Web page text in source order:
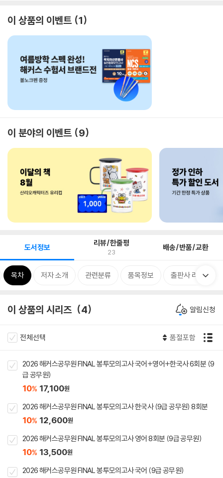
이 상품의 이벤트 1
이 분야의 이벤트 9
도서정보 리뷰/한줄평
23 배송/반품/교환
목차 저자 소개 관련분류 품목정보 출판사 리뷰
이 상품의 시리즈 4 알림신청
전체선택 품절포함
2026 해커스공무원 FINAL 봉투모의고사 국어+영어+한국사 6회분 (9
급 공무원)
10% 17,100원
2026 해커스공무원 FINAL 봉투모의고사 한국사 (9급 공무원) 8회분
10% 12,600원
2026 해커스공무원 FINAL 봉투모의고사 영어 8회분 (9급 공무원)
10% 13,500원
2026 해커스공무원 FINAL 봉투모의고사 국어 (9급 공무원)